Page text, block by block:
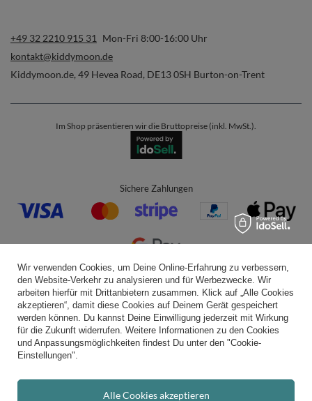
+49 32 2210 915 31
Mon-Fri 8:00-16:00 Uhr
kontakt@kiddymoon.de
Kiddymoon.de, 49 Hevea Road, DE13 0SH Burton-on-Trent
Im Shop präsentieren wir die Bruttopreise (inkl. MwSt.).
Sichere Zahlungen
Bequeme Lieferung
Du kannst uns vertrauen
Wir verwenden Cookies, um Deine Online-Erfahrung zu verbessern,
den Website-Verkehr zu analysieren und für Werbezwecke. Wir
arbeiten hierfür mit Drittanbietern zusammen. Klick auf „Alle Cookies
akzeptieren“, damit diese Cookies auf Deinem Gerät gespeichert
werden können. Du kannst Deine Einwilligung jederzeit mit Wirkung
für die Zukunft widerrufen. Weitere Informationen zu den Cookies
und Anpassungsmöglichkeiten findest Du unter den "Cookie-
Einstellungen".
Alle Cookies akzeptieren